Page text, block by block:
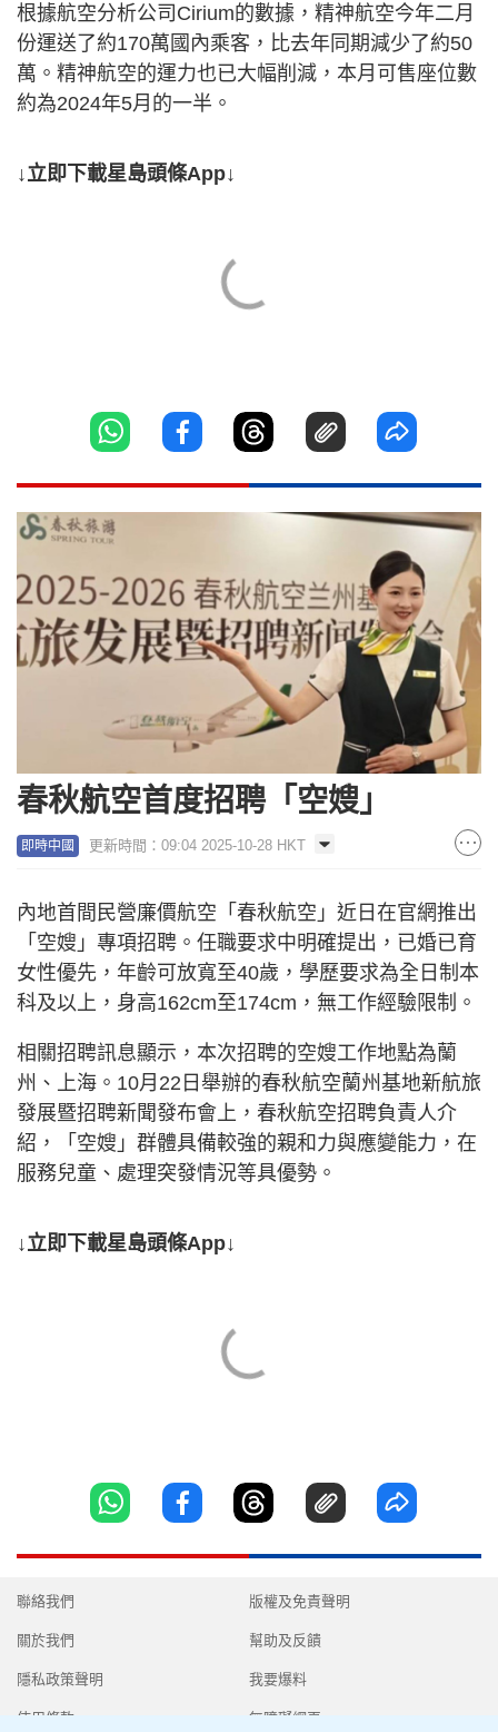
根據航空分析公司Cirium的數據，精神航空今年二月
份運送了約170萬國內乘客，比去年同期減少了約50
萬。精神航空的運力也已大幅削減，本月可售座位數
約為2024年5月的一半。
↓立即下載星島頭條App↓
春秋航空首度招聘「空嫂」
即時中國 更新時間：09:04 2025-10-28 HKT
內地首間民營廉價航空「春秋航空」近日在官網推出
「空嫂」專項招聘。任職要求中明確提出，已婚已育
女性優先，年齡可放寬至40歲，學歷要求為全日制本
科及以上，身高162cm至174cm，無工作經驗限制。
相關招聘訊息顯示，本次招聘的空嫂工作地點為蘭
州、上海。10月22日舉辦的春秋航空蘭州基地新航旅
發展暨招聘新聞發布會上，春秋航空招聘負責人介
紹，「空嫂」群體具備較強的親和力與應變能力，在
服務兒童、處理突發情況等具優勢。
↓立即下載星島頭條App↓
聯絡我們
關於我們
隱私政策聲明
使用條款
版權及免責聲明
幫助及反饋
我要爆料
無障礙網頁